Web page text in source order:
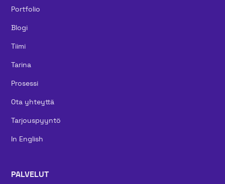
Portfolio
Blogi
Tiimi
Tarina
Prosessi
Ota yhteyttä
Tarjouspyyntö
In English
PALVELUT